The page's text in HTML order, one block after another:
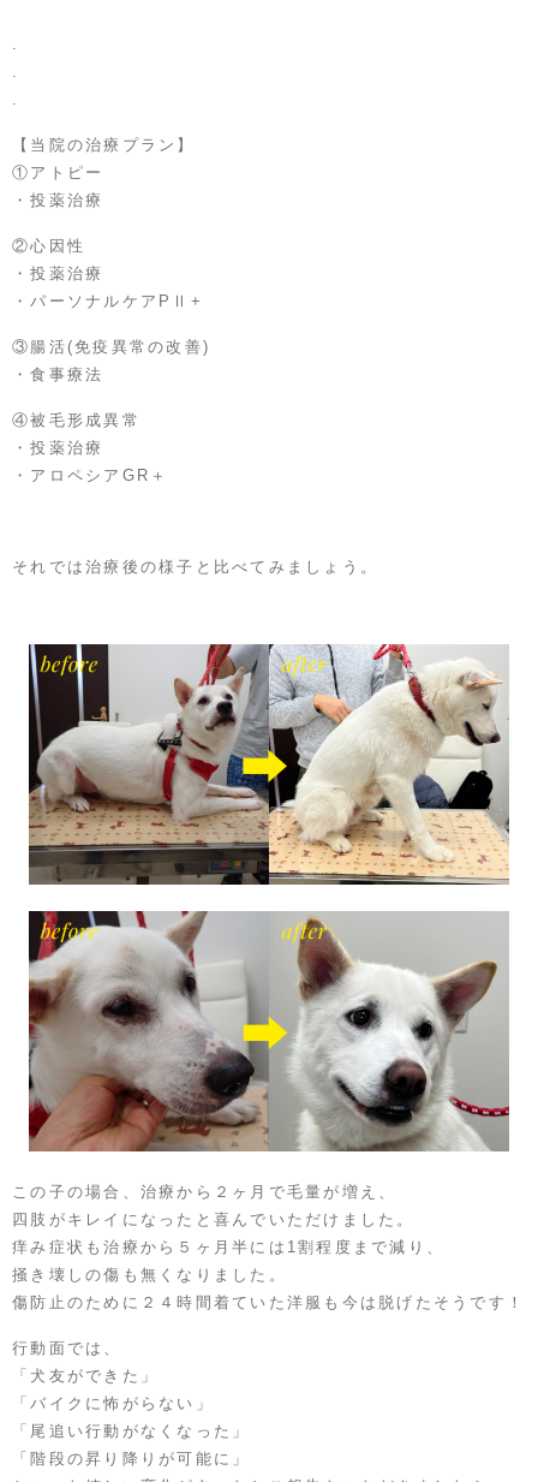
.
.
.
【当院の治療プラン】
①アトピー
・投薬治療
②心因性
・投薬治療
・パーソナルケアPⅡ+
③腸活(免疫異常の改善)
・食事療法
④被毛形成異常
・投薬治療
・アロペシアGR＋
それでは治療後の様子と比べてみましょう。
この子の場合、治療から２ヶ月で毛量が増え、
四肢がキレイになったと喜んでいただけました。
痒み症状も治療から５ヶ月半には1割程度まで減り、
掻き壊しの傷も無くなりました。
傷防止のために２４時間着ていた洋服も今は脱げたそうです！
行動面では、
「犬友ができた」
「バイクに怖がらない」
「尾追い行動がなくなった」
「階段の昇り降りが可能に」